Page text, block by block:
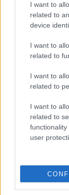
I want to
related to
device
I want to
related to
I want to
related to
I want to
related to
user